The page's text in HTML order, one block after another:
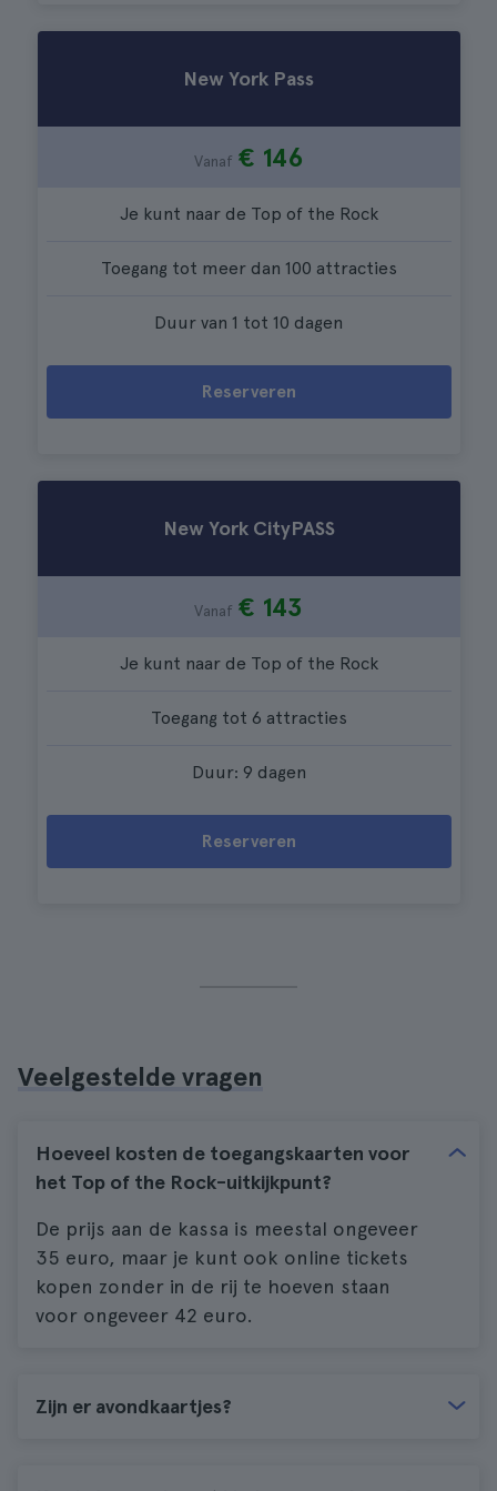
New York Pass
Vanaf € 146
Je kunt naar de Top of the Rock
Toegang tot meer dan 100 attracties
Duur van 1 tot 10 dagen
Reserveren
New York CityPASS
Vanaf € 143
Je kunt naar de Top of the Rock
Toegang tot 6 attracties
Duur: 9 dagen
Reserveren
Veelgestelde vragen
Hoeveel kosten de toegangskaarten voor
het Top of the Rock-uitkijkpunt?
De prijs aan de kassa is meestal ongeveer
35 euro, maar je kunt ook online tickets
kopen zonder in de rij te hoeven staan
voor ongeveer 42 euro.
Zijn er avondkaartjes?